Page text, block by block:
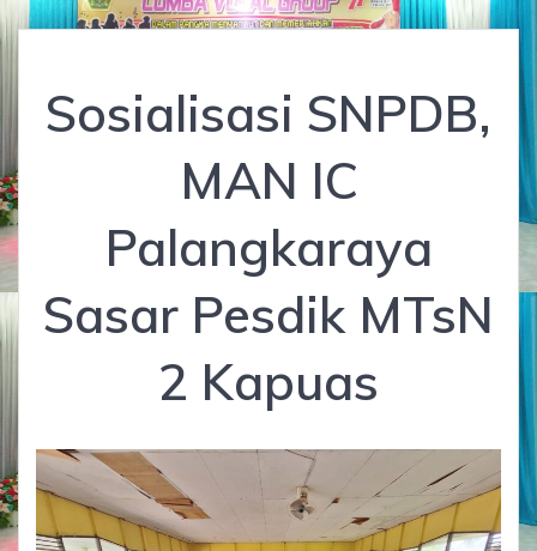
Sosialisasi SNPDB,
MAN IC
Palangkaraya
Sasar Pesdik MTsN
2 Kapuas